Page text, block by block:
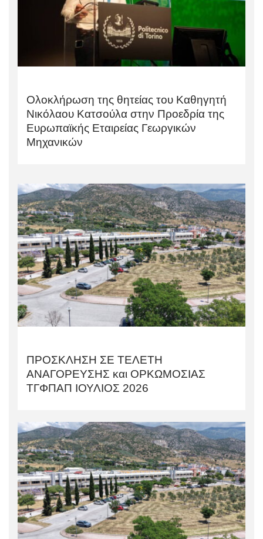
Ολοκλήρωση της θητείας του Καθηγητή
Νικόλαου Κατσούλα στην Προεδρία της
Ευρωπαϊκής Εταιρείας Γεωργικών
Μηχανικών
ΠΡΟΣΚΛΗΣΗ ΣΕ ΤΕΛΕΤΗ
AΝΑΓΟΡΕΥΣΗΣ και ΟΡΚΩΜΟΣΙΑΣ
TΓΦΠΑΠ ΙΟΥΛΙΟΣ 2026